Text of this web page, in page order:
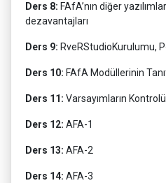
Ders 8: FAfA’nın diğer
dezavantajları
Ders 9: RveRStudioKurulumu,
Ders 10: FAfA Modüllerinin
Ders 11: Varsayımların Kontrolü
Ders 12: AFA-1
Ders 13: AFA-2
Ders 14: AFA-3